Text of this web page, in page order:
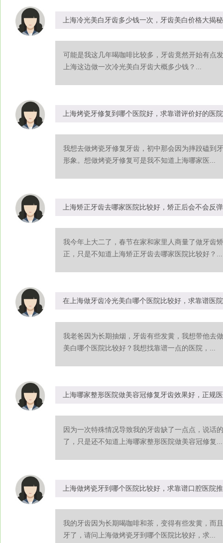
上海冷光美白牙齿多少钱一次，牙齿美白价格大揭秘
可能是我这几年喝咖啡比较多，牙齿竟然开始有点
上海这边做一次冷光美白牙齿大概多少钱？...
上海烤瓷牙修复到哪个医院好，求靠谱评价好的医
我想去做烤瓷牙修复牙齿，初中那会因为摔跤磕到
形象。想做烤瓷牙修复可是我不知道上海哪家医...
上海矫正牙齿去哪家医院比较好，矫正后会不会反弹
我今年上大二了，春节在家和家里人商量了做牙齿
正，只是不知道上海矫正牙齿去哪家医院比较好？...
在上海做牙齿冷光美白哪个医院比较好，求靠谱医
我老爸因为长期抽烟，牙齿有些发黄，我想带他去
美白哪个医院比较好？我想找靠谱一点的医院，...
上海哪家整形医院做美容冠修复牙齿效果好，正规
因为一次特殊情况导致我的牙齿缺了一点点，说话
了，只是还不知道上海哪家整形医院做美容冠修复...
上海做烤瓷牙到哪个医院比较好，求靠谱口腔医院
我的牙齿因为长期喝咖啡和茶，变得有些发黄，而
牙了，请问上海做烤瓷牙到哪个医院比较好，求...